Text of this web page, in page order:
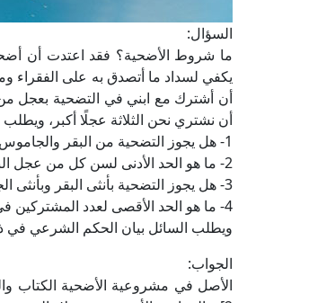
السؤال:
ما شروط الأضحية؟ فقد اعتدت أن
يكفي لسداد ما أتصدق به على الفقراء
أن أشترك مع ابني في التضحية بعجل من
أن نشتري نحن الثلاثة عجلًا أكبر،
1- هل يجوز التضحية من البقر والجاموس؟
2- ما هو الحد الأدنى لسن كل من عجل البقر والجاموس الذي تتم به التضحية؟
3- هل يجوز التضحية بأنثى البقر وبأنثى الجاموس؟ وما هو الحد الأدنى لسن كل منهما؟
4- ما هو الحد الأقصى لعدد المشتركين في التضحية بعجل البقر أو عجل الجاموس؟
ويطلب السائل بيان الحكم الشرعي في
الجواب:
الأصل في مشروعية الأضحية الكتاب